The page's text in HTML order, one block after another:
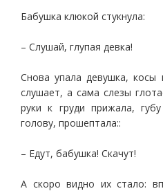
Бабушка клюкой стукнула:
– Слушай, глупая девка!
Снова упала девушка, косы
слушает, а сама слезы
руки к груди прижала,
голову, прошептала::
– Едут, бабушка! Скачут!
А скоро видно их стало: